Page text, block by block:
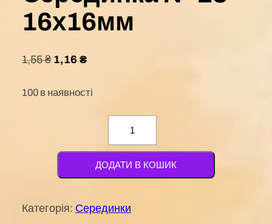
16х16мм
1,55₴ 1,16 ₴
100 в наявності
№
23
16х16мм
ДОДАТИ В КОШИК
Категорія: Серединки